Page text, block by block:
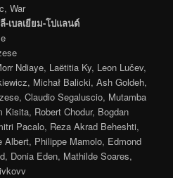
War
-เบลเยียม-โปแลนด์
Ndiaye, Laëtitia Ky, Leon Lučev,
Michał Balicki, Ash Goldeh,
Claudio Segaluscio, Mutamba
Kisita, Robert Chodur, Bogdan
Pacalo, Reza Akrad Beheshti,
Albert, Philippe Mamolo, Edmond
Donia Eden, Mathilde Soares,